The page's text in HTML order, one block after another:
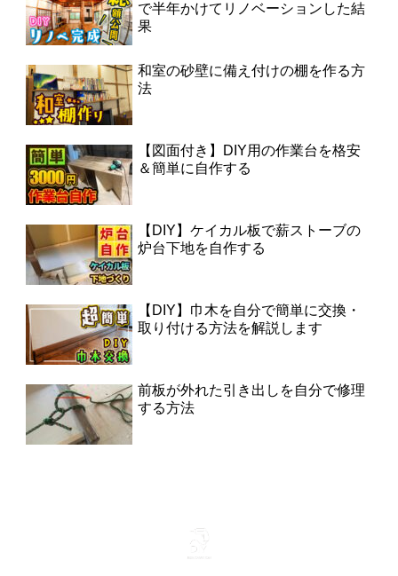
で半年かけてリノベーションした結
果
和室の砂壁に備え付けの棚を作る方
法
【図面付き】DIY用の作業台を格安
＆簡単に自作する
【DIY】ケイカル板で薪ストーブの
炉台下地を自作する
【DIY】巾木を自分で簡単に交換・
取り付ける方法を解説します
前板が外れた引き出しを自分で修理
する方法